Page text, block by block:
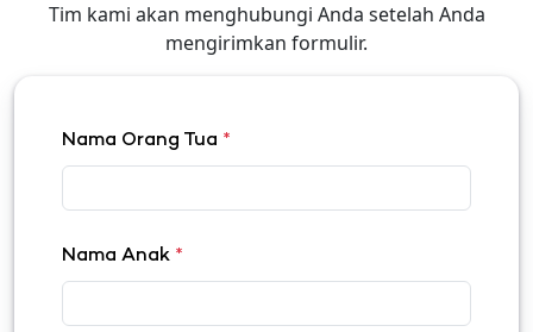
Tim kami akan menghubungi Anda setelah Anda
mengirimkan formulir.
Nama Orang Tua *
Nama Anak *